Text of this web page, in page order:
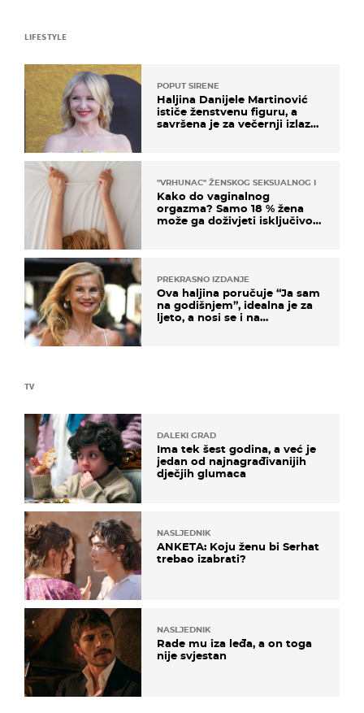
TV
DALEKI GRAD
Ima tek šest godina, a već je
jedan od najnagrađivanijih
dječjih glumaca
NASLJEDNIK
ANKETA: Koju ženu bi Serhat
trebao izabrati?
NASLJEDNIK
Rade mu iza leđa, a on toga
nije svjestan
LIFESTYLE
POPUT SIRENE
Haljina Danijele Martinović
ističe ženstvenu figuru, a
savršena je za večernji izlazak
"VRHUNAC" ŽENSKOG SEKSUALNOG ISKUSTVA
Kako do vaginalnog
orgazma? Samo 18 % žena
može ga doživjeti isključivo
PREKRASNO IZDANJE
Ova haljina poručuje “Ja sam
na godišnjem”, idealna je za
ljeto, a nosi se i na